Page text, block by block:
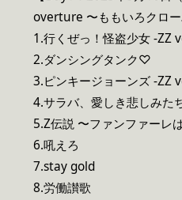
overture 〜ももいろクロ
1.行くぜっ！怪盗少女 -ZZ
2.ダンシングタンク♡
3.ピンキージョーンズ -ZZ
4.サラバ、愛しき悲しみた
5.Z伝説 〜ファンファーレ
6.吼えろ
7.stay gold
8.労働讃歌